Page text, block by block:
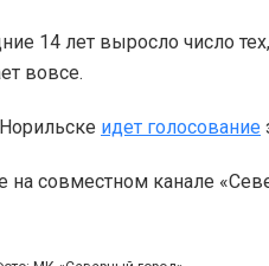
14 лет выросло число
вовсе.
идет голосование
на совместном канале